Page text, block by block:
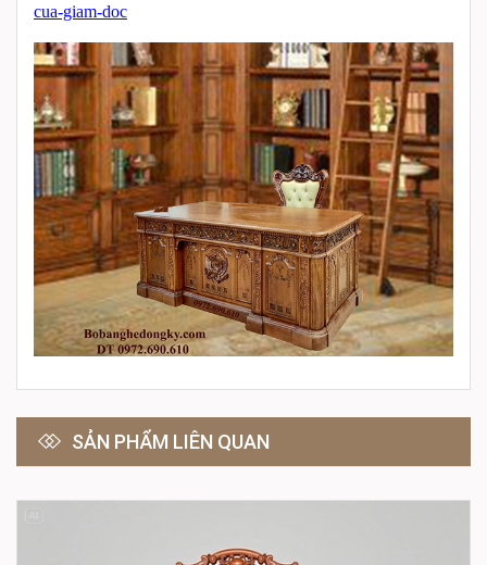
cua-giam-doc
SẢN PHẨM LIÊN QUAN